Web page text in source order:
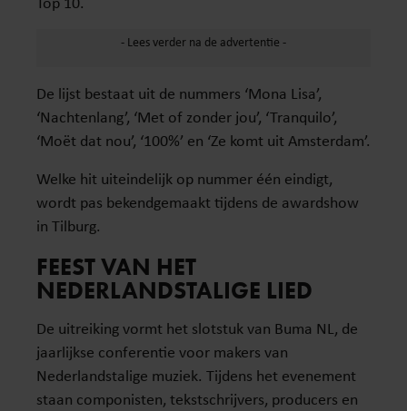
De lijst bestaat uit de nummers ‘Mona Lisa’,
‘Nachtenlang’, ‘Met of zonder jou’, ‘Tranquilo’,
‘Moët dat nou’, ‘100%’ en ‘Ze komt uit Amsterdam’.
Welke hit uiteindelijk op nummer één eindigt,
wordt pas bekendgemaakt tijdens de awardshow
in Tilburg.
FEEST VAN HET
NEDERLANDSTALIGE LIED
De uitreiking vormt het slotstuk van Buma NL, de
jaarlijkse conferentie voor makers van
Nederlandstalige muziek. Tijdens het evenement
staan componisten, tekstschrijvers, producers en